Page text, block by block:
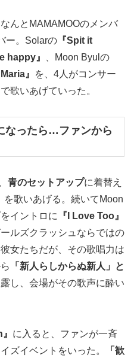
んとMAMAMOOのメンバ
ー。Solarの 『Spit it
happy』
、Moon Byulの
Maria』
を、4人がコンサー
歌いあげていった。
なったら…ファンから
青のセットアップに着替え
を歌いあげる。続いてMoon
イントロに 『I Love Too』
ルズクラッシュならではの
女たちだが、その歌唱力は
「新人らしからぬ新人」と
し、会場がその歌声に酔い
に入ると、ファンが一斉
ズイベントをいった。
「歓